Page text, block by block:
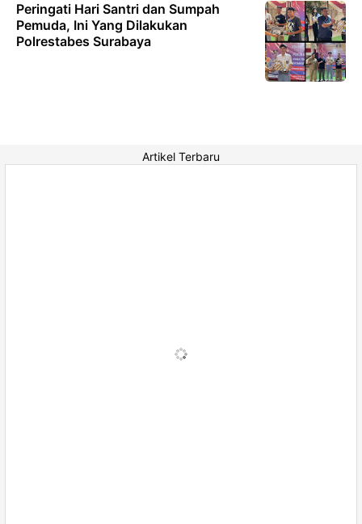
Peringati Hari Santri dan Sumpah
Pemuda, Ini Yang Dilakukan
Polrestabes Surabaya
Artikel Terbaru